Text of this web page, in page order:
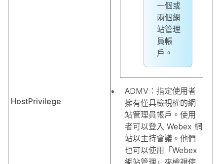
HostPrivilege
一個或
兩個網
站管理
員帳
戶。
ADMV：指定使用者
擁有僅具檢視權的網
站管理員帳戶。使用
者可以登入 Webex 網
站以主持會議。他們
也可以使用「Webex
網站管理」來檢視使